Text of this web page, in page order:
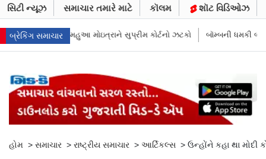
સિટી ન્યૂઝ સમાચાર તમારે માટે કૉલમ શૉટ વિડિઓઝ
બ્રેકિંગ સમાચાર
કોર્ટનો ઝટકો બૉમ્બની ધમકી બાદ મુંબઈમાં હાઈ ઍલર્ટ: શહેરની સુરક્ષા
હોમ > સમાચાર > રાષ્ટ્રીય સમાચાર > આર્ટિકલ્સ > ઉન્હોંને કહા થા મોદી